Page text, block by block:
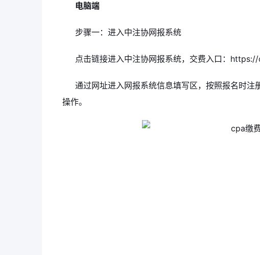
电脑端
步骤一：进入中注协网报系统
点击链接进入中注协网报系统，交费入口：
通过网址进入网报系统信息填写区，按照报名时
操作。